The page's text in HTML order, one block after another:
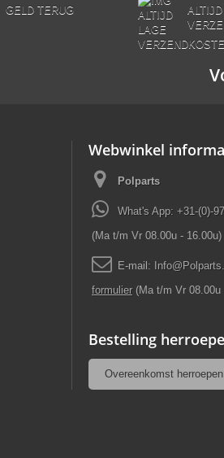
GELD TERUG
Webwinkel
Polparts
What's App: +31-(0)-
(Ma t/m Vr 08.00u - 16.00u)
E-mail: Info@Polparts
formulier (Ma t/m Vr 08.00u
Bestelling
Overeenkomst